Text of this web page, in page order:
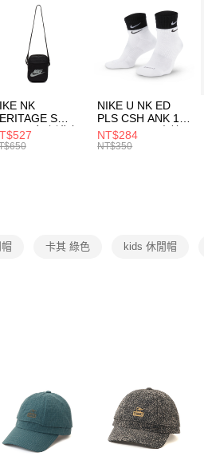
３．安心：先確認商品
【「AFTEE先享後付」
１．於結帳方式選擇「
付」結帳頁面，進行簡
２．訂單成立數日內，
３．收到繳費通知簡訊
／ATM／網路銀行／等
※ 請注意：結帳手續完
絡購買商品的店家。未
先享後付繳納相關費用
交易，需依本服務之必
５．嚴禁一人註冊多個
形，恩沛科技股份有限
動。
每筆NT$100，滿
每筆NT$100，滿
付款後門市自取
每筆NT$100，滿
NK
S
男女 側背包
NIKE U NK ED
PLS CSH ANK 1P
144 DBL 男 中統
襪 DH4058104
NT$284
NT$350
卡其 綠色 kids 休閒帽